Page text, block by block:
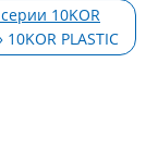
10KOR
PLASTIC